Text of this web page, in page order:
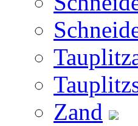
Zand